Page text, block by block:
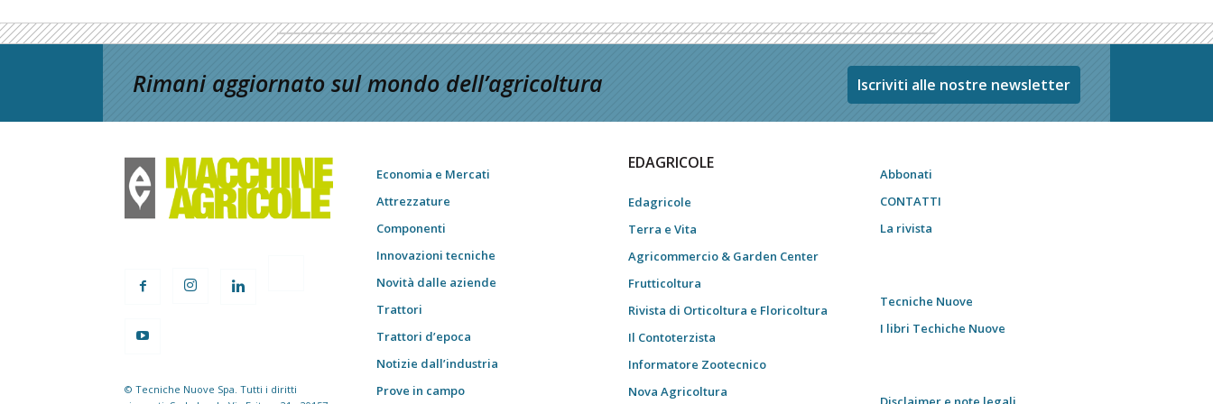
Rimani aggiornato sul mondo dell’agricoltura Iscriviti alle nostre newsletter
© Tecniche Nuove Spa. Tutti i diritti
Economia e Mercati
Attrezzature
Componenti
Innovazioni tecniche
Novità dalle aziende
Trattori
Trattori d’epoca
Notizie dall’industria
Prove in campo
EDAGRICOLE
Edagricole
Terra e Vita
Agricommercio & Garden Center
Frutticoltura
Rivista di Orticoltura e Floricoltura
Il Contoterzista
Informatore Zootecnico
Nova Agricoltura
Abbonati
CONTATTI
La rivista
Tecniche Nuove
I libri Techiche Nuove